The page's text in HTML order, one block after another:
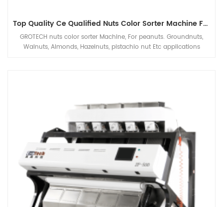
Top Quality Ce Qualified Nuts Color Sorter Machine From Grotech China
GROTECH nuts color sorter Machine, For peanuts. Groundnuts,
Walnuts, Almonds, Hazelnuts, pistachio nut Etc applications